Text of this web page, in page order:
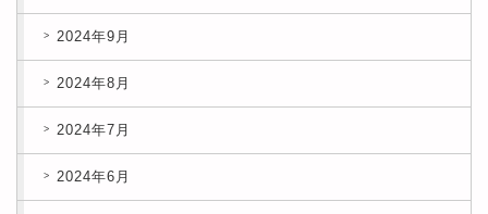
2024年9月
2024年8月
2024年7月
2024年6月